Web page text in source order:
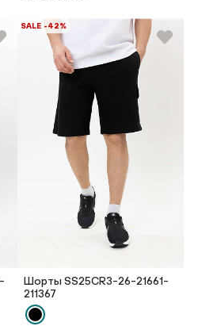
SALE -42%
Шорты SS25CR3-26-21661-
211367